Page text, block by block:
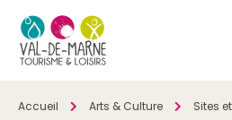
Accueil Arts & Culture Sites